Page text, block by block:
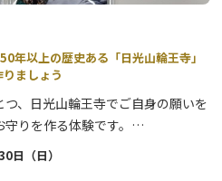
年以上の歴史ある「日光山輪王寺」
ましょう
、日光山輪王寺でご自身の願いを
りを作る体験です。
パッケージや紐までを自分好みに
日（日）